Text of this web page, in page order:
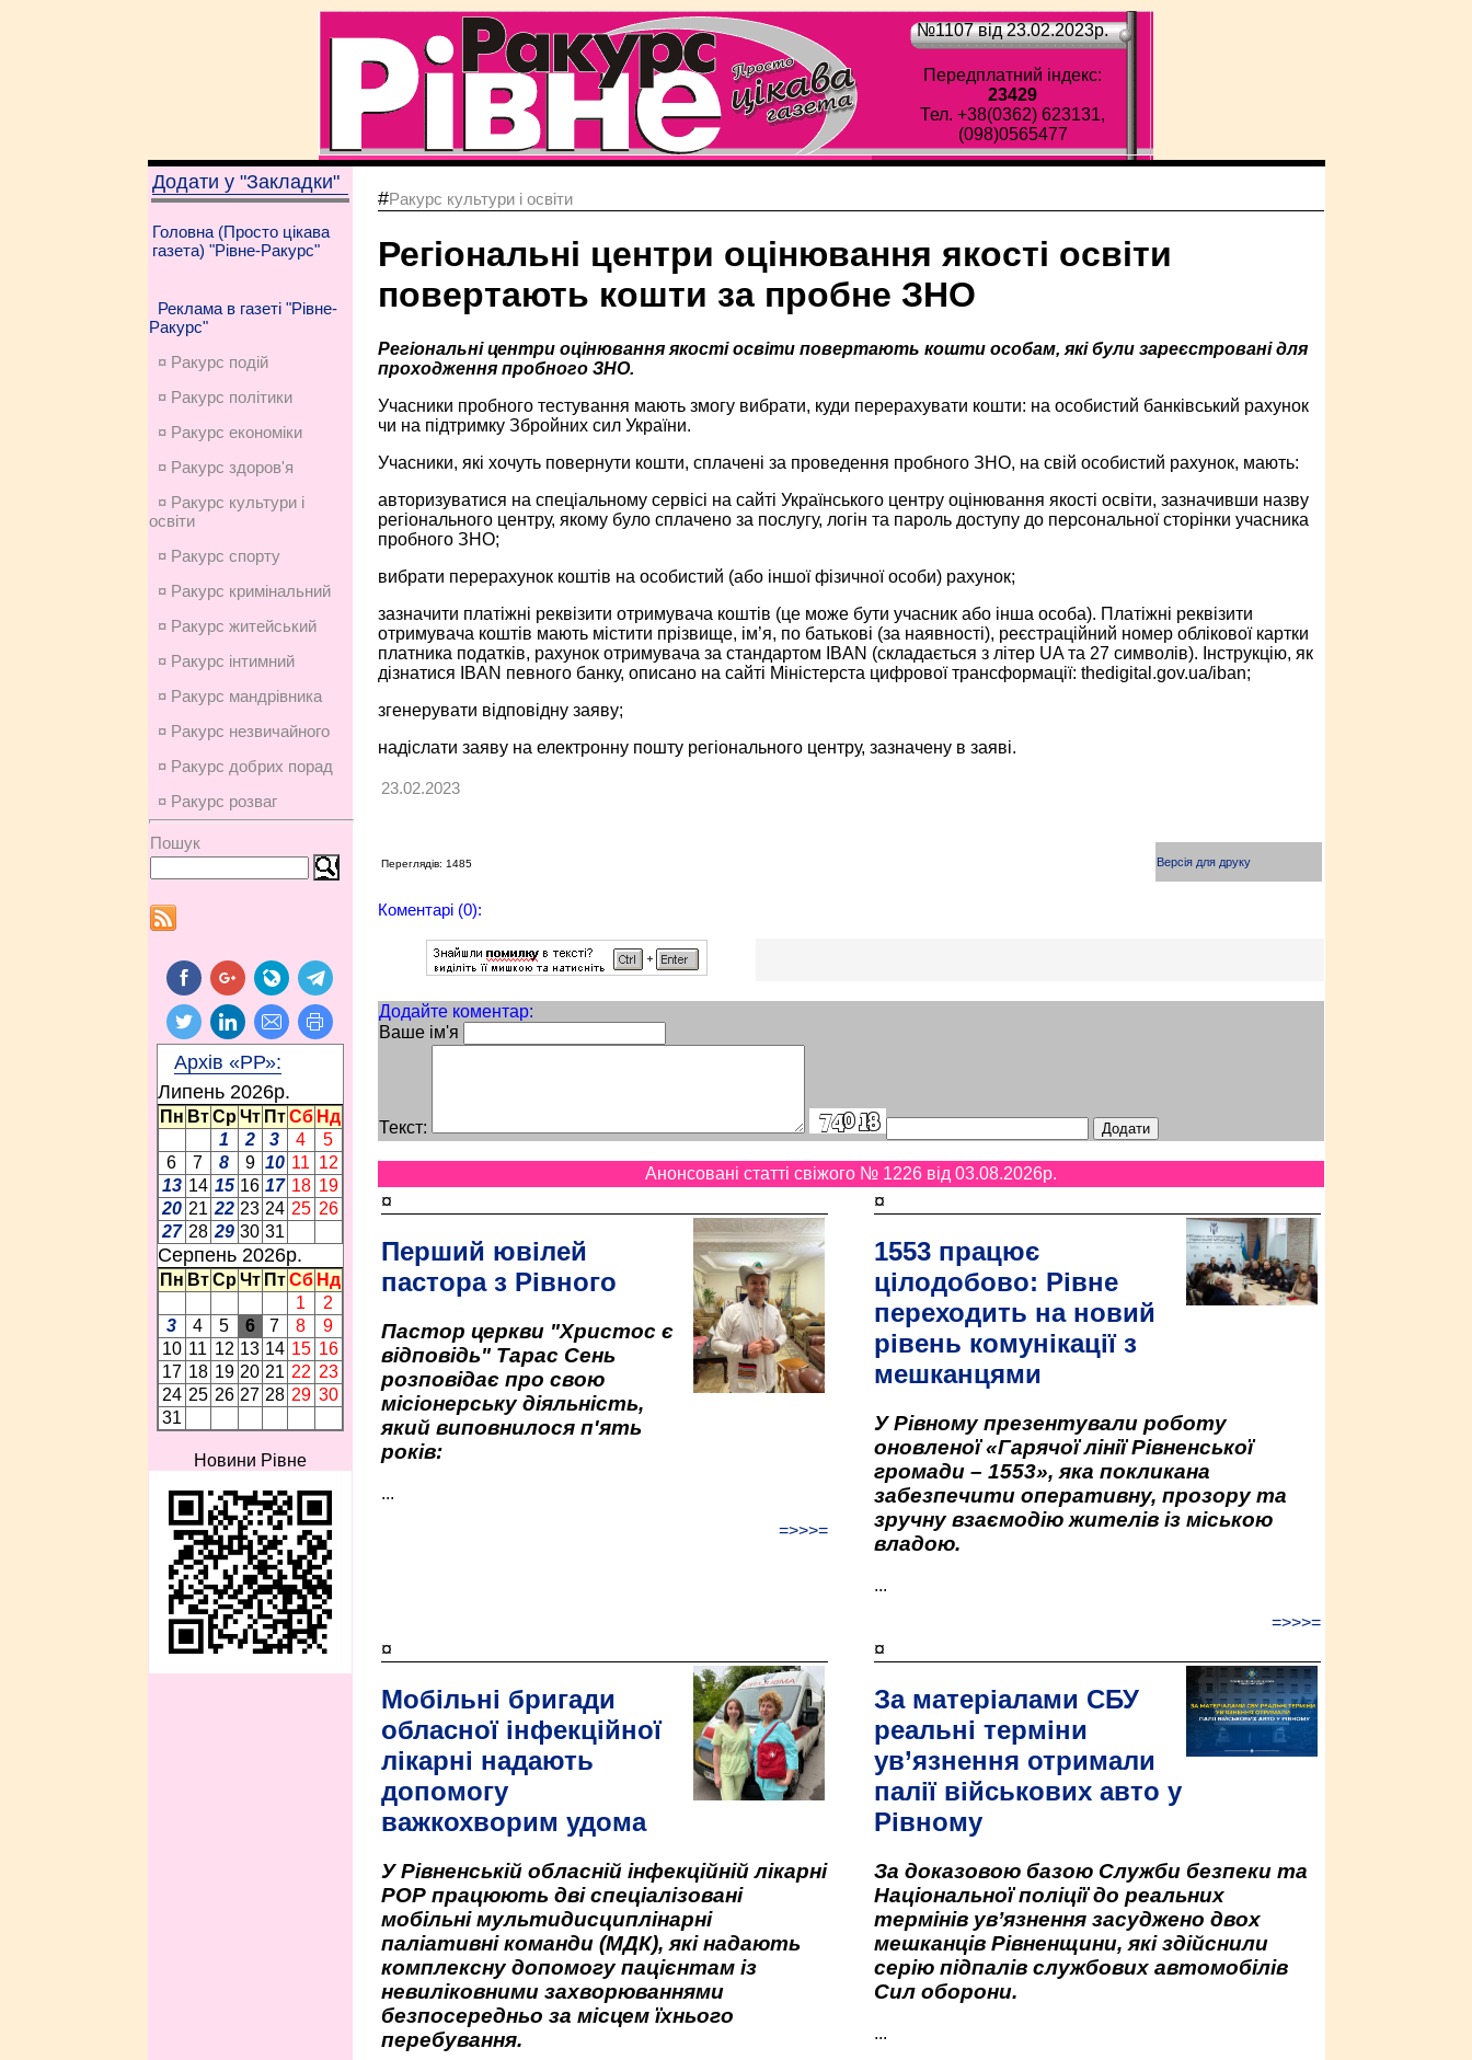
№1107 від 23.02.2023p.
Передплатний індекс:
23429
Тел. +38(0362) 623131,
(098)0565477
Додати у "Закладки"
Головна (Просто цікава
газета) "Рівне-Ракурс"
Реклама в газеті "Рівне-
Ракурс"
¤ Ракурс подій
¤ Ракурс політики
¤ Ракурс економiки
¤ Ракурс здоров'я
¤ Ракурс культури і
освіти
¤ Ракурс спорту
¤ Ракурс кримінальний
¤ Ракурс житейський
¤ Ракурс інтимний
¤ Ракурс мандрівника
¤ Ракурс незвичайного
¤ Ракурс добрих порад
¤ Ракурс розваг
Пошук
Архів «РР»:
Липень 2026p.
Пн Вт Ср Чт Пт Сб Нд
1
2 3 4
5
6
7 8 9 10 11 12
13 14 15 16 17 18 19
20 21 22 23 24 25 26
27 28 29 30 31
Серпень 2026p.
Пн Вт Ср Чт Пт Сб Нд
1
2
3
4 5 6 7 8
9
10 11 12 13 14 15 16
17 18 19 20 21 22 23
24 25 26 27 28 29 30
31
Новини Рівне
#Ракурс культури і освіти
Регіональні центри оцінювання якості освіти
повертають кошти за пробне ЗНО
Регіональні центри оцінювання якості освіти повертають кошти особам, які були зареєстровані для
проходження пробного ЗНО.
Учасники пробного тестування мають змогу вибрати, куди перерахувати кошти: на особистий банківський рахунок
чи на підтримку Збройних сил України.
Учасники, які хочуть повернути кошти, сплачені за проведення пробного ЗНО, на свій особистий рахунок, мають:
авторизуватися на спеціальному сервісі на сайті Українського центру оцінювання якості освіти, зазначивши назву
регіонального центру, якому було сплачено за послугу, логін та пароль доступу до персональної сторінки учасника
пробного ЗНО;
вибрати перерахунок коштів на особистий (або іншої фізичної особи) рахунок;
зазначити платіжні реквізити отримувача коштів (це може бути учасник або інша особа). Платіжні реквізити
отримувача коштів мають містити прізвище, ім’я, по батькові (за наявності), реєстраційний номер облікової картки
платника податків, рахунок отримувача за стандартом IBAN (складається з літер UA та 27 символів). Інструкцію, як
дізнатися IBAN певного банку, описано на сайті Міністерста цифрової трансформації: thedigital.gov.ua/iban;
згенерувати відповідну заяву;
надіслати заяву на електронну пошту регіонального центру, зазначену в заяві.
23.02.2023
Переглядів: 1485 Версія для друку
Коментарі (0):
Додайте коментар:
Ваше ім'я
Текст:
Анонсовані статті свіжого № 1226 від 03.08.2026p.
¤
Перший ювілей
пастора з Рівного
Пастор церкви "Христос є
відповідь" Тарас Сень
розповідає про свою
місіонерську діяльність,
який виповнилося п'ять
років:
...
=>>>=
¤
1553 працює
цілодобово: Рівне
переходить на новий
рівень комунікації з
мешканцями
У Рівному презентували роботу
оновленої «Гарячої лінії Рівненської
громади – 1553», яка покликана
забезпечити оперативну, прозору та
зручну взаємодію жителів із міською
владою.
...
=>>>=
¤
Мобільні бригади
обласної інфекційної
лікарні надають
допомогу
важкохворим удома
У Рівненській обласній інфекційній лікарні
РОР працюють дві спеціалізовані
мобільні мультидисциплінарні
паліативні команди (МДК), які надають
комплексну допомогу пацієнтам із
невиліковними захворюваннями
безпосередньо за місцем їхнього
перебування.
¤
За матеріалами СБУ
реальні терміни
ув’язнення отримали
палії військових авто у
Рівному
За доказовою базою Служби безпеки та
Національної поліції до реальних
термінів ув’язнення засуджено двох
мешканців Рівненщини, які здійснили
серію підпалів службових автомобілів
Сил оборони.
...